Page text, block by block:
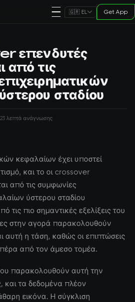
🇬🇷 EL Get App
επενδυτές
από τις
σταδίου
3 λεπτά ανάγνωσης
κεφαλαίων έχει υποστεί
και το οι crossover
από τις συμφωνίες
ύστερου σταδίου
τις πιο σημαντικές εξελίξεις του
στην αγορά παρακολουθούν
αυτή η τάση, καθώς οι επιπτώσεις
πέρα από τον άμεσο τομέα.
παρακολουθούν αυτή την
και τα δεδομένα πλέον
εικόνα. Η σύγκλιση